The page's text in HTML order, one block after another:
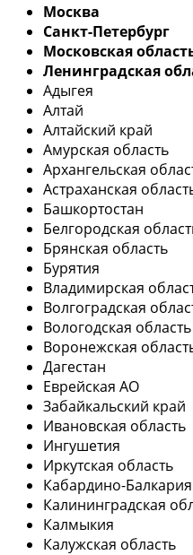
Москва
Санкт-Петербург
Московская
Ленинградская
Адыгея
Алтай
Алтайский край
Амурская область
Архангельская
Астраханская
Башкортостан
Белгородская
Брянская область
Бурятия
Владимирская
Волгоградская
Вологодская область
Воронежская
Дагестан
Еврейская АО
Забайкальский край
Ивановская область
Ингушетия
Иркутская область
Кабардино-Балкария
Калининградская
Калмыкия
Калужская область